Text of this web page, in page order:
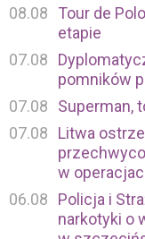
08.08
Tour de
etapie
07.08
pomników
07.08
Superman,
07.08
Litwa
w
06.08
Policja i
narkotyki o